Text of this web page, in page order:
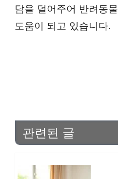
담을 덜어주어 반려동
도움이 되고 있습니다.
관련된 글